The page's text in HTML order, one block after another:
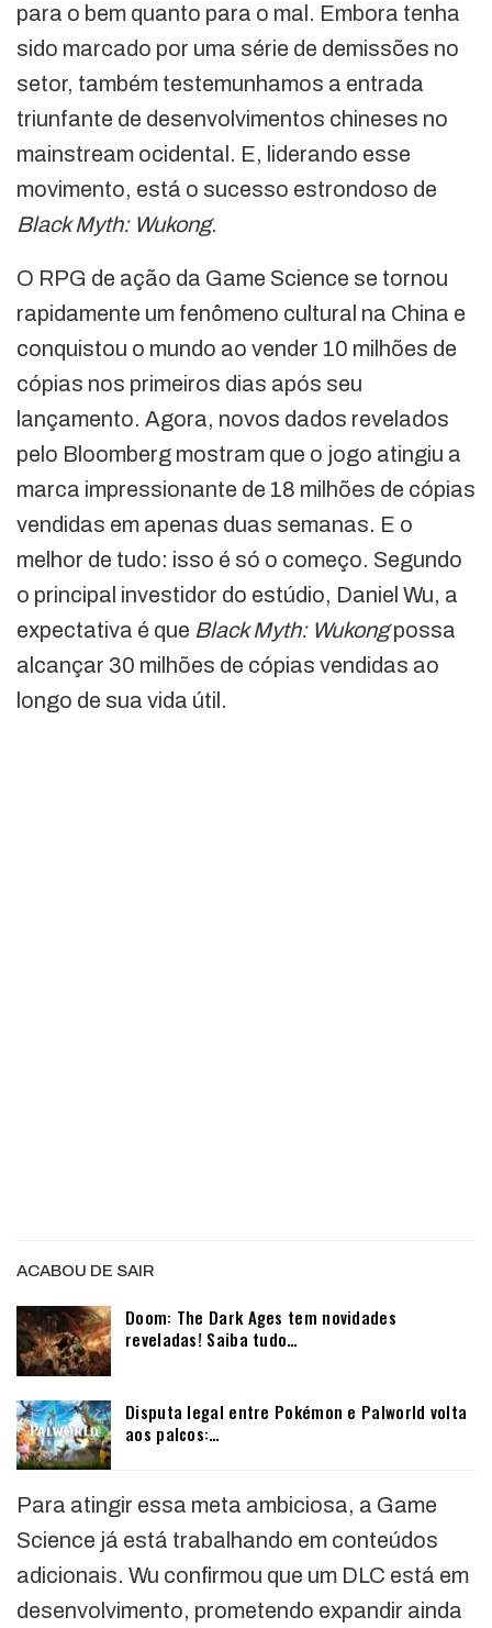
para o bem quanto para o mal. Embora tenha
sido marcado por uma série de demissões no
setor, também testemunhamos a entrada
triunfante de desenvolvimentos chineses no
mainstream ocidental. E, liderando esse
movimento, está o sucesso estrondoso de
Black Myth: Wukong.
O RPG de ação da Game Science se tornou
rapidamente um fenômeno cultural na China e
conquistou o mundo ao vender 10 milhões de
cópias nos primeiros dias após seu
lançamento. Agora, novos dados revelados
pelo Bloomberg mostram que o jogo atingiu a
marca impressionante de 18 milhões de cópias
vendidas em apenas duas semanas. E o
melhor de tudo: isso é só o começo. Segundo
o principal investidor do estúdio, Daniel Wu, a
expectativa é que Black Myth: Wukongpossa
alcançar 30 milhões de cópias vendidas ao
longo de sua vida útil.
ACABOU DE SAIR
Doom: The Dark Ages tem novidades
reveladas! Saiba tudo…
Disputa legal entre Pokémon e Palworld volta
aos palcos:…
Para atingir essa meta ambiciosa, a Game
Science já está trabalhando em conteúdos
adicionais. Wu confirmou que um DLC está em
desenvolvimento, prometendo expandir ainda